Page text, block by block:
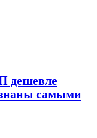
дешевле
самыми